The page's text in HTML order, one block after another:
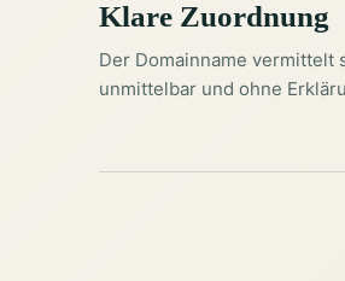
Klare Zuordnung
Der Domainname vermittelt
unmittelbar und ohne